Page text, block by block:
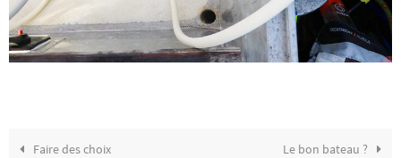
Faire des choix Le bon bateau ?